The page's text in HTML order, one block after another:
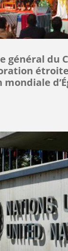
général du